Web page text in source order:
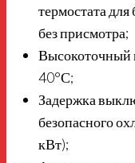
термостата
без присмотра;
Высокоточный
40°С;
Задержка
безопасного
кВт);